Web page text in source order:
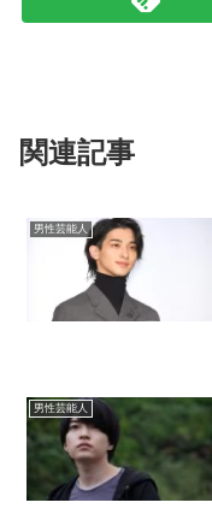
関連記事
男性芸能人
男性芸能人